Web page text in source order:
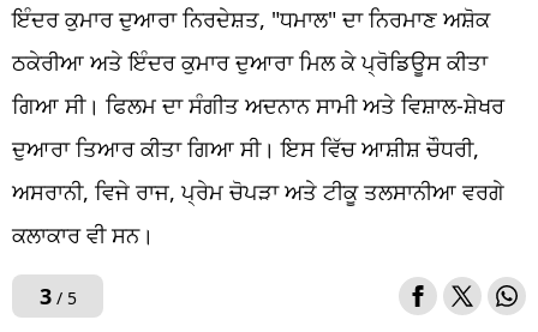
ਇੰਦਰ ਕੁਮਾਰ ਦੁਆਰਾ ਨਿਰਦੇਸ਼ਤ, "ਧਮਾਲ" ਦਾ ਨਿਰਮਾਣ ਅਸ਼ੋਕ
ਠਕੇਰੀਆ ਅਤੇ ਇੰਦਰ ਕੁਮਾਰ ਦੁਆਰਾ ਮਿਲ ਕੇ ਪ੍ਰੋਡਿਊਸ ਕੀਤਾ
ਗਿਆ ਸੀ। ਫਿਲਮ ਦਾ ਸੰਗੀਤ ਅਦਨਾਨ ਸਾਮੀ ਅਤੇ ਵਿਸ਼ਾਲ-ਸ਼ੇਖਰ
ਦੁਆਰਾ ਤਿਆਰ ਕੀਤਾ ਗਿਆ ਸੀ। ਇਸ ਵਿੱਚ ਆਸ਼ੀਸ਼ ਚੌਧਰੀ,
ਅਸਰਾਨੀ, ਵਿਜੇ ਰਾਜ, ਪ੍ਰੇਮ ਚੋਪੜਾ ਅਤੇ ਟੀਕੂ ਤਲਸਾਨੀਆ ਵਰਗੇ
ਕਲਾਕਾਰ ਵੀ ਸਨ।
3/ 5